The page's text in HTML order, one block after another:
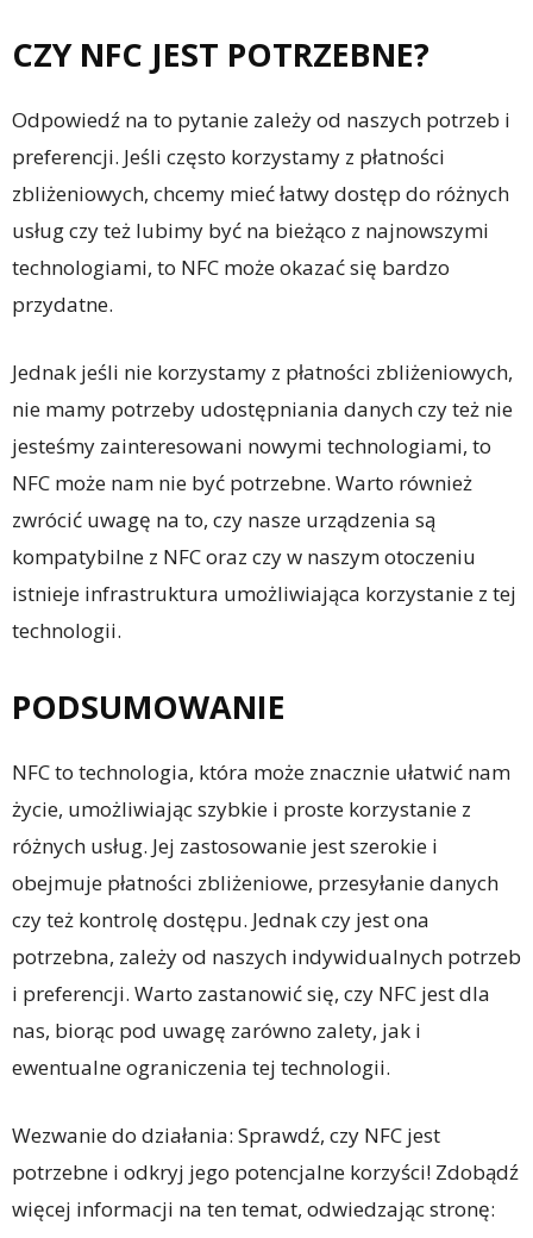
CZY NFC JEST POTRZEBNE?
Odpowiedź na to pytanie zależy od naszych potrzeb i
preferencji. Jeśli często korzystamy z płatności
zbliżeniowych, chcemy mieć łatwy dostęp do różnych
usług czy też lubimy być na bieżąco z najnowszymi
technologiami, to NFC może okazać się bardzo
przydatne.
Jednak jeśli nie korzystamy z płatności zbliżeniowych,
nie mamy potrzeby udostępniania danych czy też nie
jesteśmy zainteresowani nowymi technologiami, to
NFC może nam nie być potrzebne. Warto również
zwrócić uwagę na to, czy nasze urządzenia są
kompatybilne z NFC oraz czy w naszym otoczeniu
istnieje infrastruktura umożliwiająca korzystanie z tej
technologii.
PODSUMOWANIE
NFC to technologia, która może znacznie ułatwić nam
życie, umożliwiając szybkie i proste korzystanie z
różnych usług. Jej zastosowanie jest szerokie i
obejmuje płatności zbliżeniowe, przesyłanie danych
czy też kontrolę dostępu. Jednak czy jest ona
potrzebna, zależy od naszych indywidualnych potrzeb
i preferencji. Warto zastanowić się, czy NFC jest dla
nas, biorąc pod uwagę zarówno zalety, jak i
ewentualne ograniczenia tej technologii.
Wezwanie do działania: Sprawdź, czy NFC jest
potrzebne i odkryj jego potencjalne korzyści! Zdobądź
więcej informacji na ten temat, odwiedzając stronę: